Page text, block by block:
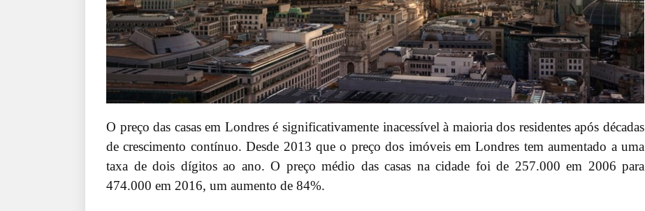
O preço das casas em Londres é significativamente inacessível à maioria dos residentes após décadas
de crescimento contínuo. Desde 2013 que o preço dos imóveis em Londres tem aumentado a uma
taxa de dois dígitos ao ano. O preço médio das casas na cidade foi de 257.000 em 2006 para
474.000 em 2016, um aumento de 84%.